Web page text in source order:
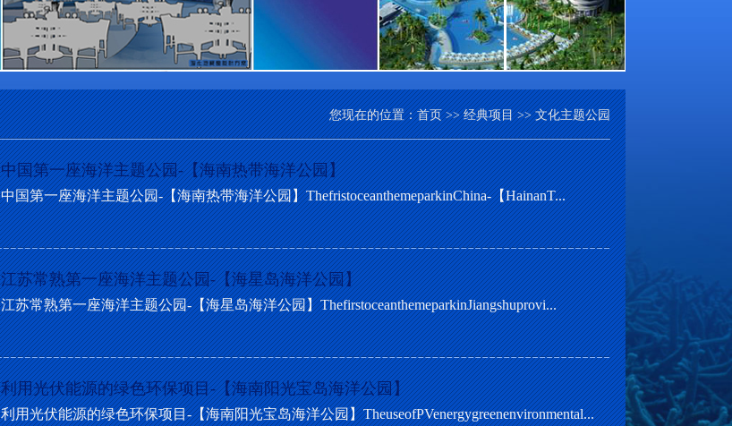
您现在的位置：首页>>经典项目>>文化主题公园
中国第一座海洋主题公园-【海南热带海洋公园】
中国第一座海洋主题公园-【海南热带海洋公园】ThefristoceanthemeparkinChina-【HainanT...
江苏常熟第一座海洋主题公园-【海星岛海洋公园】
江苏常熟第一座海洋主题公园-【海星岛海洋公园】ThefirstoceanthemeparkinJiangshuprovi...
利用光伏能源的绿色环保项目-【海南阳光宝岛海洋公园】
利用光伏能源的绿色环保项目-【海南阳光宝岛海洋公园】TheuseofPVenergygreenenvironmental...